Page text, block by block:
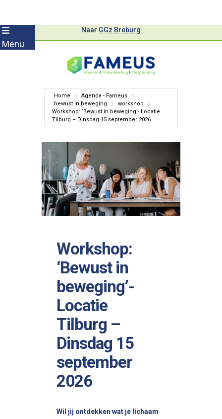
Skip
toMenu
Naar GGz Breburg
Home
Agenda - Fameus
bewust in beweging
workshop
Workshop: ‘Bewust in beweging’- Locatie
Tilburg – Dinsdag 15 september 2026
Workshop:
‘Bewust in
beweging’-
Locatie
Tilburg –
Dinsdag 15
september
2026
Wil jij ontdekken wat je lichaam